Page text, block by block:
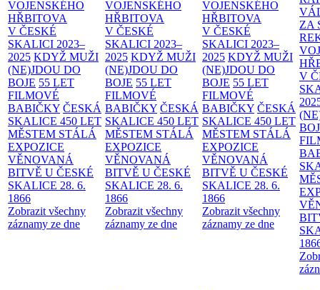
VOJENSKÉHO
HŘBITOVA
V ČESKÉ
SKALICI 2023–
2025 KDYŽ MUŽI
(NE)JDOU DO
BOJE 55 LET
FILMOVÉ
BABIČKY ČESKÁ
SKALICE 450 LET
MĚSTEM STÁLÁ
EXPOZICE
VĚNOVANÁ
BITVĚ U ČESKÉ
SKALICE 28. 6.
1866
Zobrazit všechny
záznamy ze dne
VOJENSKÉHO
HŘBITOVA
V ČESKÉ
SKALICI 2023–
2025 KDYŽ MUŽI
(NE)JDOU DO
BOJE 55 LET
FILMOVÉ
BABIČKY ČESKÁ
SKALICE 450 LET
MĚSTEM STÁLÁ
EXPOZICE
VĚNOVANÁ
BITVĚ U ČESKÉ
SKALICE 28. 6.
1866
Zobrazit všechny
záznamy ze dne
VOJENSKÉHO
HŘBITOVA
V ČESKÉ
SKALICI 2023–
2025 KDYŽ MUŽI
(NE)JDOU DO
BOJE 55 LET
FILMOVÉ
BABIČKY ČESKÁ
SKALICE 450 LET
MĚSTEM STÁLÁ
EXPOZICE
VĚNOVANÁ
BITVĚ U ČESKÉ
SKALICE 28. 6.
1866
Zobrazit všechny
záznamy ze dne
ZA
V